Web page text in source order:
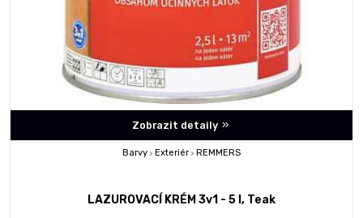
Zobrazit detaily
Barvy>Exteriér>REMMERS
LAZUROVACÍ KRÉM 3v1 - 5 l, Teak